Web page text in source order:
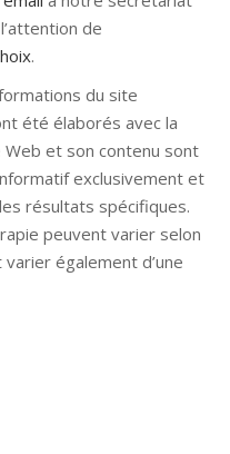
de
.
du site
été élaborés avec la
Web et son contenu sont
exclusivement et
résultats spécifiques.
peuvent varier selon
également d’une